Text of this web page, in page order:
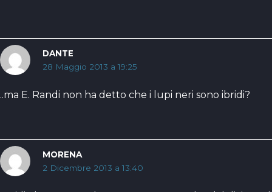
DANTE
28 Maggio 2013 a 19:25
..ma E. Randi non ha detto che i lupi neri sono ibridi?
MORENA
2 Dicembre 2013 a 13:40